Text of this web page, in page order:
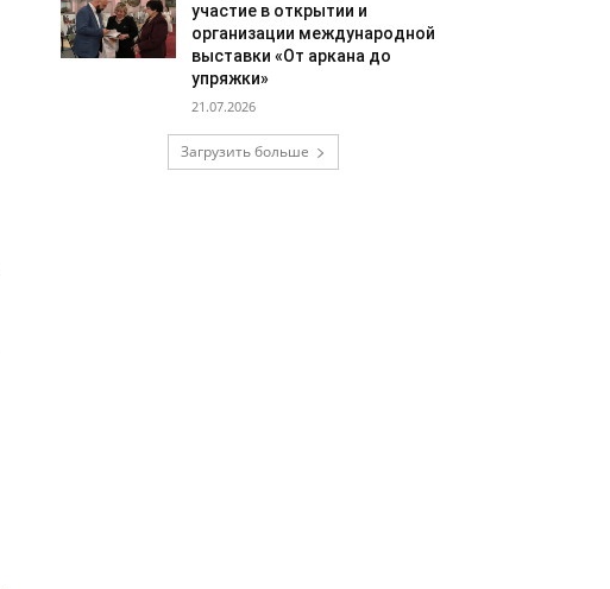
участие в открытии и
организации международной
выставки «От аркана до
упряжки»
21.07.2026
Загрузить больше